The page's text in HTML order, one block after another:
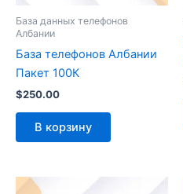
База данных телефонов
Албании
База телефонов Албании
Пакет 100К
$250.00
В корзину